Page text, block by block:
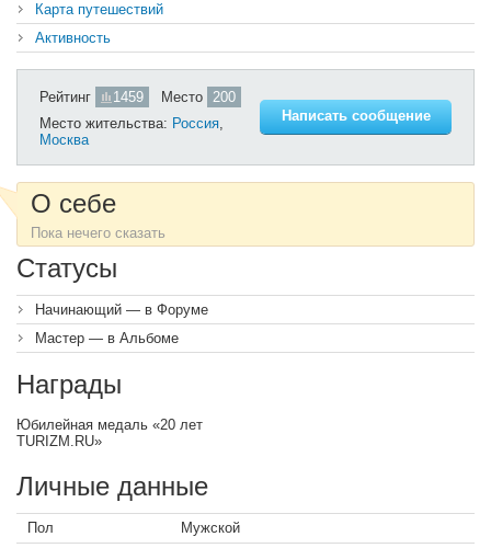
Карта путешествий
Активность
Рейтинг 1459 Место 200
Место жительства: Россия,
Москва
Написать сообщение
О себе
Пока нечего сказать
Статусы
Начинающий — в Форуме
Мастер — в Альбоме
Награды
Юбилейная медаль «20 лет
TURIZM.RU»
Личные данные
Пол
Мужской